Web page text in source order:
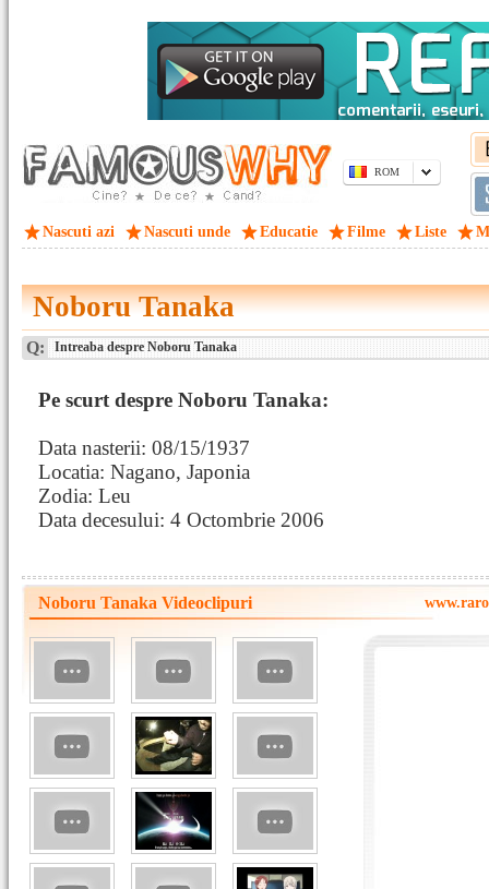
ROM
Nascuti azi Nascuti unde Educatie Filme Liste
Noboru Tanaka
Q: Intreaba despre Noboru Tanaka
Pe scurt despre Noboru Tanaka:
Data nasterii: 08/15/1937
Locatia: Nagano, Japonia
Zodia: Leu
Data decesului: 4 Octombrie 2006
Noboru Tanaka Videoclipuri